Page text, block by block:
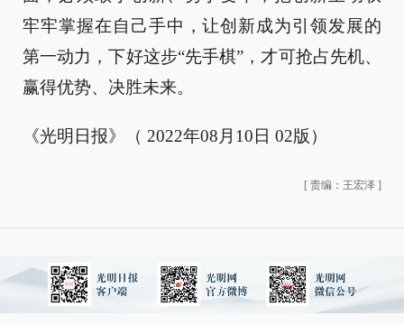
牢牢掌握在自己手中，让创新成为引领发展的
第一动力，下好这步“先手棋”，才可抢占先机、
赢得优势、决胜未来。
《光明日报》（ 2022年08月10日 02版）
[ 责编：王宏泽 ]